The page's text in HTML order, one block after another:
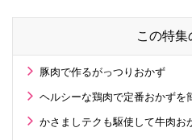
この特集
豚肉で作るがっつりおかず
ヘルシーな鶏肉で定番おかずを
かさましテクも駆使して牛肉お